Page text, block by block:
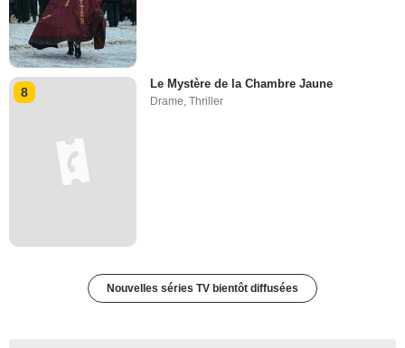
8
Le Mystère de la Chambre Jaune
Drame ,Thriller
Nouvelles séries TV bientôt diffusées